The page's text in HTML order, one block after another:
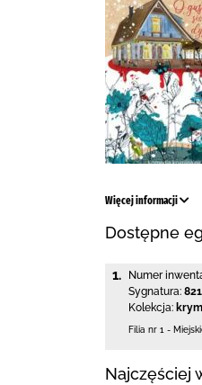
Więcej informacji
Dostępne
1. Numer
Sygnatura:
Kolekcja:
Filia nr 1 -
Najczęściej